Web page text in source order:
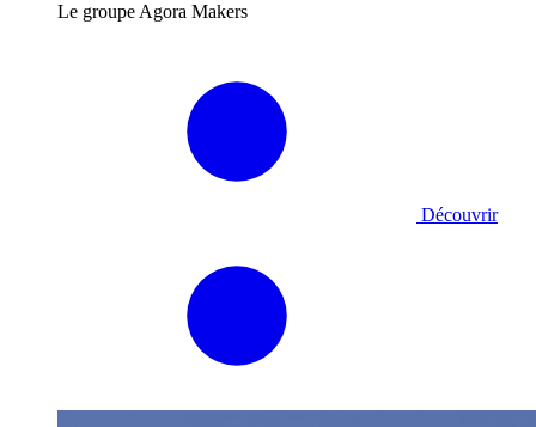
Le groupe Agora Makers
Découvrir